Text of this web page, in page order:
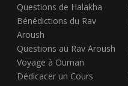
Questions de Halakha
Bénédictions du Rav
Aroush
Questions au Rav Aroush
Voyage à Ouman
Dédicacer un Cours